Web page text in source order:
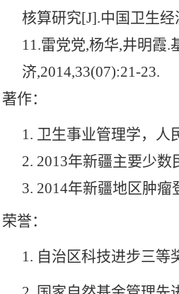
核算研究[J].中国卫生经
11.雷党党,杨华,井明霞.
济,2014,33(07):21-23.
著作：
1. 卫生事业管理学，人
2. 2013年新疆主要少数
3. 2014年新疆地区肿瘤
荣誉：
1. 自治区科技进步三等